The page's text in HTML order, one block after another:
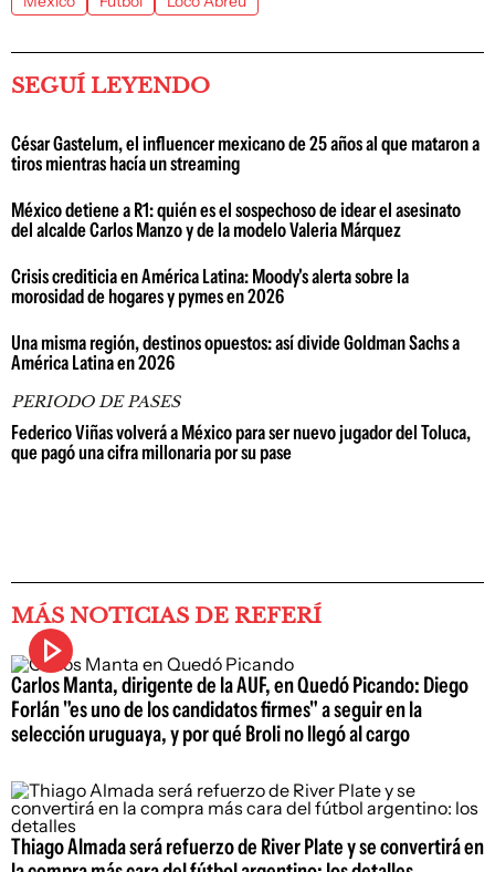
SEGUÍ LEYENDO
César Gastelum, el influencer mexicano de 25 años al que mataron a
tiros mientras hacía un streaming
México detiene a R1: quién es el sospechoso de idear el asesinato
del alcalde Carlos Manzo y de la modelo Valeria Márquez
Crisis crediticia en América Latina: Moody's alerta sobre la
morosidad de hogares y pymes en 2026
Una misma región, destinos opuestos: así divide Goldman Sachs a
América Latina en 2026
PERIODO DE PASES
Federico Viñas volverá a México para ser nuevo jugador del Toluca,
que pagó una cifra millonaria por su pase
MÁS NOTICIAS DE REFERÍ
Carlos Manta, dirigente de la AUF, en Quedó Picando: Diego
Forlán "es uno de los candidatos firmes" a seguir en la
selección uruguaya, y por qué Broli no llegó al cargo
Thiago Almada será refuerzo de River Plate y se convertirá en